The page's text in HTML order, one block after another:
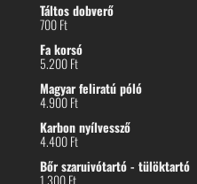
Táltos dobverő
700Ft
Fa korsó
5.200Ft
Magyar feliratú póló
4.900Ft
Karbon nyílvessző
4.400Ft
Bőr szaruivótartó - tülöktartó
1.300Ft